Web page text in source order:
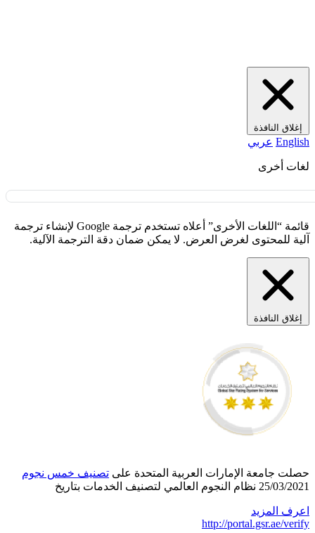
قائمة “اللغات الأخرى” أعلاه تستخدم ترجمة Google لإنشاء ترجمة
يمكن ضمان دقة الترجمة الآلية.
المتحدة على تصنيف خمس نجوم